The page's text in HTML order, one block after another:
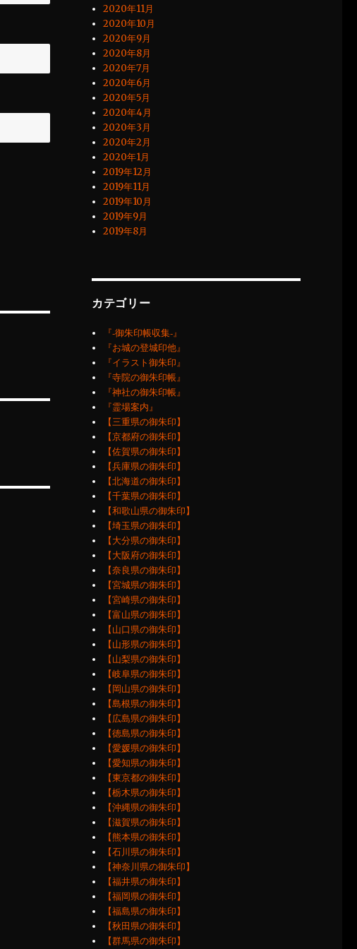
2020年11月
2020年10月
2020年9月
2020年8月
2020年7月
2020年6月
2020年5月
2020年4月
2020年3月
2020年2月
2020年1月
2019年12月
2019年11月
2019年10月
2019年9月
2019年8月
カテゴリー
『‐御朱印帳収集‐』
『お城の登城印他』
『イラスト御朱印』
『寺院の御朱印帳』
『神社の御朱印帳』
『霊場案内』
【三重県の御朱印】
【京都府の御朱印】
【佐賀県の御朱印】
【兵庫県の御朱印】
【北海道の御朱印】
【千葉県の御朱印】
【和歌山県の御朱印】
【埼玉県の御朱印】
【大分県の御朱印】
【大阪府の御朱印】
【奈良県の御朱印】
【宮城県の御朱印】
【宮崎県の御朱印】
【富山県の御朱印】
【山口県の御朱印】
【山形県の御朱印】
【山梨県の御朱印】
【岐阜県の御朱印】
【岡山県の御朱印】
【島根県の御朱印】
【広島県の御朱印】
【徳島県の御朱印】
【愛媛県の御朱印】
【愛知県の御朱印】
【東京都の御朱印】
【栃木県の御朱印】
【沖縄県の御朱印】
【滋賀県の御朱印】
【熊本県の御朱印】
【石川県の御朱印】
【神奈川県の御朱印】
【福井県の御朱印】
【福岡県の御朱印】
【福島県の御朱印】
【秋田県の御朱印】
【群馬県の御朱印】